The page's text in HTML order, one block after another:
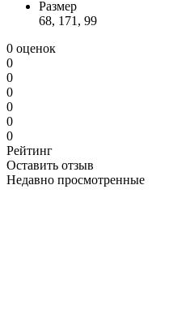
Размер
68, 171, 99
0 оценок
0
0
0
0
0
0
Рейтинг
Оставить отзыв
Недавно просмотренные